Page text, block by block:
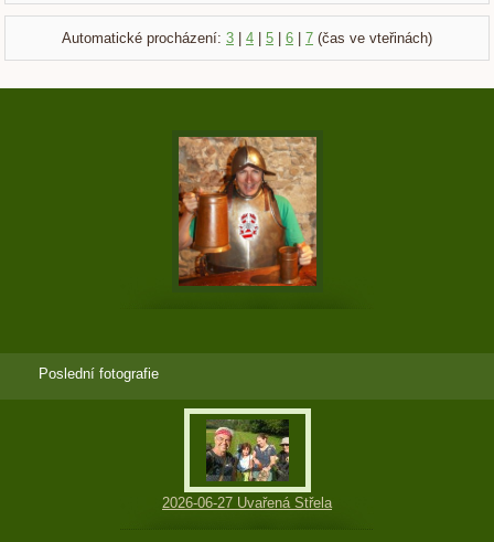
Automatické procházení: 3 4 5 6 7 (čas ve vteřinách)
Poslední fotografie
2026-06-27 Uvařená Střela